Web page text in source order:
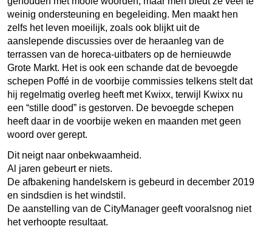
weinig ondersteuning en begeleiding. Men maakt hen
zelfs het leven moeilijk, zoals ook blijkt uit de
aanslepende discussies over de heraanleg van de
terrassen van de horeca-uitbaters op de hernieuwde
Grote Markt. Het is ook een schande dat de bevoegde
schepen Poffé in de voorbije commissies telkens stelt dat
hij regelmatig overleg heeft met Kwixx, terwijl Kwixx nu
een “stille dood” is gestorven. De bevoegde schepen
heeft daar in de voorbije weken en maanden met geen
woord over gerept.
Dit neigt naar onbekwaamheid.
Al jaren gebeurt er niets.
De afbakening handelskern is gebeurd in december 2019
en sindsdien is het windstil.
De aanstelling van de CityManager geeft vooralsnog niet
het verhoopte resultaat.